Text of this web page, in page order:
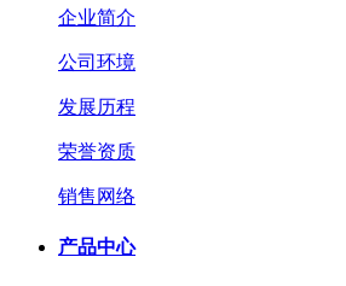
企业简介
公司环境
发展历程
荣誉资质
销售网络
产品中心